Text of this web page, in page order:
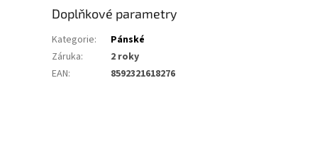
Doplňkové parametry
Kategorie:
Pánské
Záruka:
2 roky
EAN: 8592321618276